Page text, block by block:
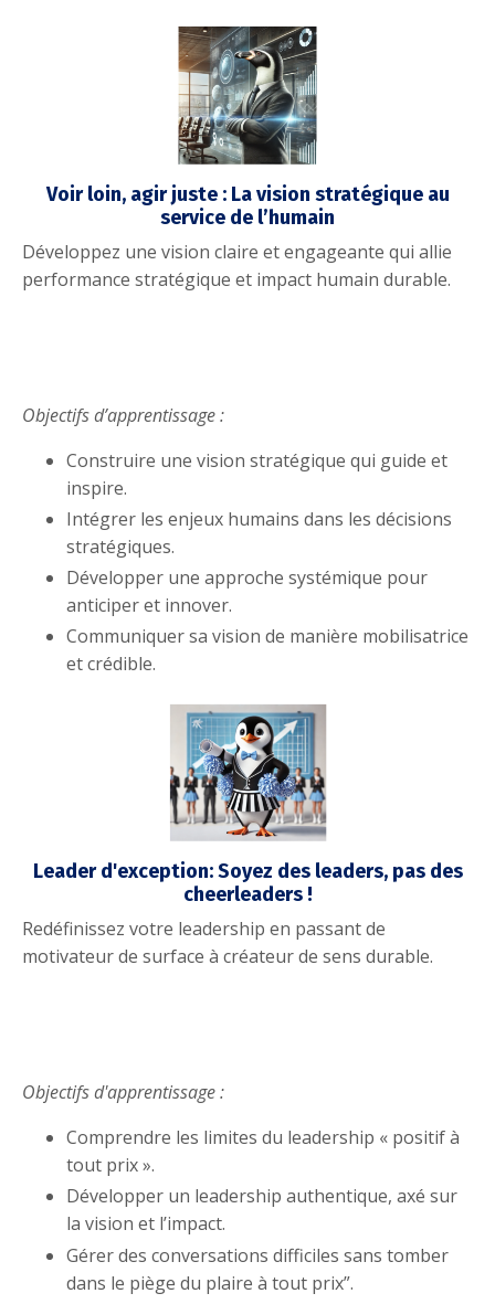
Voir loin, agir juste : La vision stratégique au
service de l’humain
Développez une vision claire et engageante qui allie
performance stratégique et impact humain durable.
Objectifs d’apprentissage :
Construire une vision stratégique qui guide et
inspire.
Intégrer les enjeux humains dans les décisions
stratégiques.
Développer une approche systémique pour
anticiper et innover.
Communiquer sa vision de manière mobilisatrice
et crédible.
Leader d'exception: Soyez des leaders, pas des
cheerleaders !
Redéfinissez votre leadership en passant de
motivateur de surface à créateur de sens durable.
Objectifs d'apprentissage :
Comprendre les limites du leadership « positif à
tout prix ».
Développer un leadership authentique, axé sur
la vision et l’impact.
Gérer des conversations difficiles sans tomber
dans le piège du plaire à tout prix”.